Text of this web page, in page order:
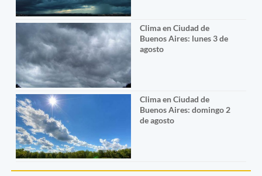
Clima en Ciudad de
Buenos Aires: lunes 3 de
agosto
Clima en Ciudad de
Buenos Aires: domingo 2
de agosto